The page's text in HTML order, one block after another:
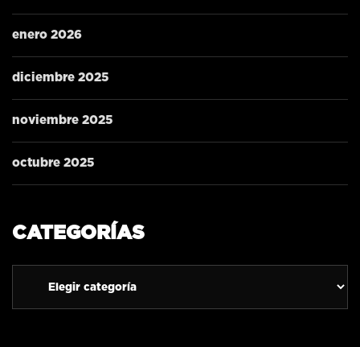
enero 2026
diciembre 2025
noviembre 2025
octubre 2025
CATEGORÍAS